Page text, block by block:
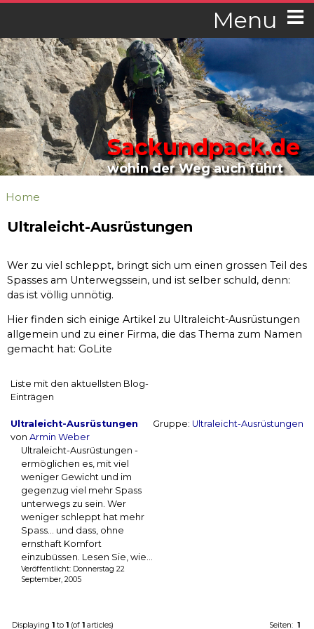
Menu
Sackundpack.de
wohin der Weg auch führt
Home
Ultraleicht-Ausrüstungen
Wer zu viel schleppt, bringt sich um einen grossen Teil des
Spasses am Unterwegssein, und ist selber schuld, denn:
das ist völlig unnötig.
Hier finden sich einige Artikel zu Ultraleicht-Ausrüstungen
allgemein und zu einer Firma, die das Thema zum Namen
gemacht hat: GoLite
Liste mit den aktuellsten Blog-
Einträgen
Ultraleicht-Ausrüstungen
von Armin Weber
Gruppe: Ultraleicht-Ausrüstungen
Ultraleicht-Ausrüstungen -
ermöglichen es, mit viel
weniger Gewicht und im
gegenzug viel mehr Spass
unterwegs zu sein. Wer
weniger schleppt hat mehr
Spass... und dass, ohne
ernsthaft Komfort
einzubüssen. Lesen Sie, wie...
Veröffentlicht: Donnerstag 22
September, 2005
Displaying 1 to 1 (of 1 articles) Seiten: 1